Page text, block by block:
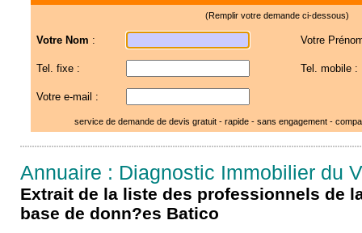
(Remplir votre demande ci-dessous)
Votre Nom : Votre
Tel. fixe : Tel. mobile :
Votre e-mail :
service de demande de devis gratuit - rapide - sans engagement -
Annuaire : Diagnostic Immobilier du
Extrait de la liste des professionnels de
base de donn?es Batico